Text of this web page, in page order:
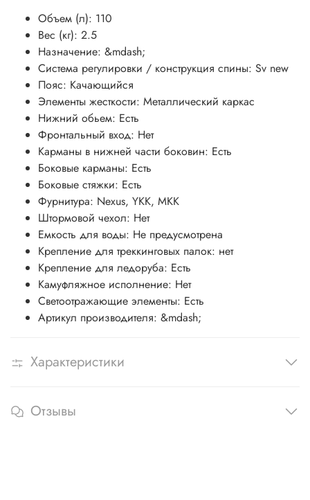
Объем (л): 110
Вес (кг): 2.5
Назначение: &mdash;
Система регулировки / конструкция спины: Sv new
Пояс: Качающийся
Элементы жесткости: Металлический каркас
Нижний обьем: Есть
Фронтальный вход: Нет
Карманы в нижней части боковин: Есть
Боковые карманы: Есть
Боковые стяжки: Есть
Фурнитура: Nexus, YKK, MKK
Штормовой чехол: Нет
Емкость для воды: Не предусмотрена
Крепление для треккинговых палок: нет
Крепление для ледоруба: Есть
Камуфляжное исполнение: Нет
Светоотражающие элементы: Есть
Артикул производителя: &mdash;
Характеристики
Отзывы